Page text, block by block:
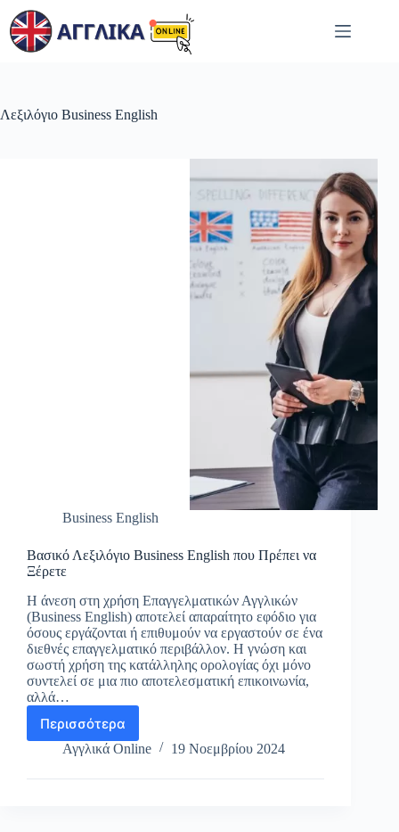
Μετάβαση
στο
περιεχόμενο
Λεξιλόγιο Business English
Business English
Βασικό Λεξιλόγιο Business English που Πρέπει να
Ξέρετε
Η άνεση στη χρήση Επαγγελματικών Αγγλικών
(Business English) αποτελεί απαραίτητο εφόδιο για
όσους εργάζονται ή επιθυμούν να εργαστούν σε ένα
διεθνές επαγγελματικό περιβάλλον. Η γνώση και
σωστή χρήση της κατάλληλης ορολογίας όχι μόνο
συντελεί σε μια πιο αποτελεσματική επικοινωνία,
αλλά…
Περισσότερα
Βασικό
Λεξιλόγιο
English
Αγγλικά Online 19 Νοεμβρίου 2024